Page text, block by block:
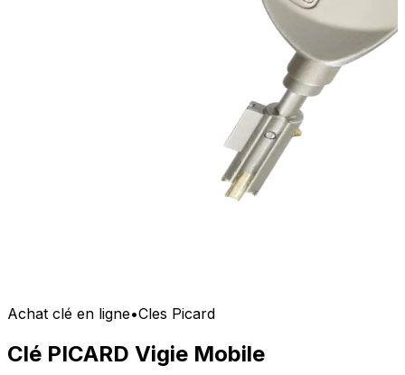
Achat clé en ligne•Cles Picard
Clé PICARD Vigie Mobile